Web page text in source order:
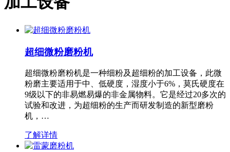
超细微粉磨粉机
超细微粉磨粉机是一种细粉及超细粉的加工设备，此微
粉磨主要适用于中、低硬度，湿度小于6%，莫氏硬度在
9级以下的非易燃易爆的非金属物料。它是经过20多次的
试验和改进，为超细粉的生产而研发制造的新型磨粉
机，…
了解详情